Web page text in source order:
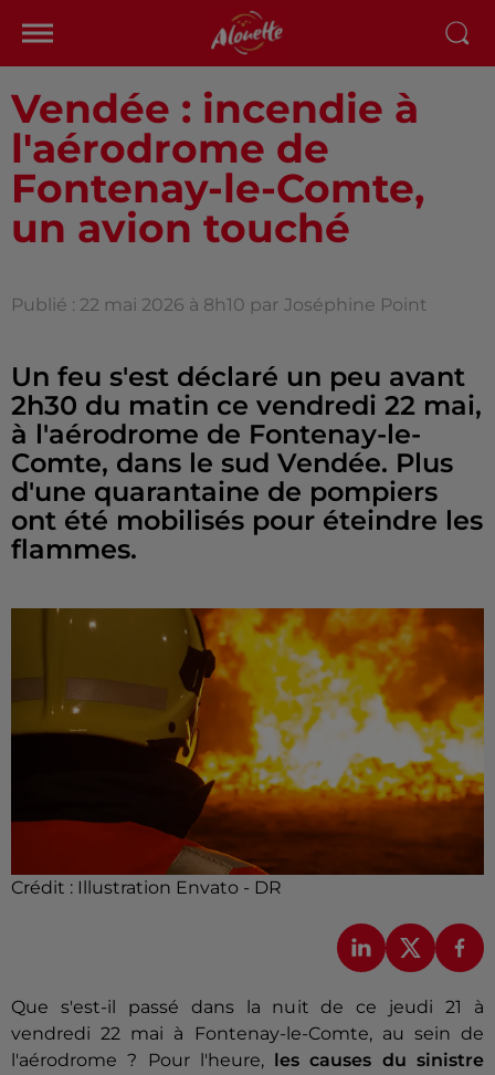
Vendée : incendie à
l'aérodrome de
Fontenay-le-Comte,
un avion touché
Publié : 22 mai 2026 à 8h10 par Joséphine Point
Un feu s'est déclaré un peu avant
2h30 du matin ce vendredi 22 mai,
à l'aérodrome de Fontenay-le-
Comte, dans le sud Vendée. Plus
d'une quarantaine de pompiers
ont été mobilisés pour éteindre les
flammes.
Crédit : Illustration Envato - DR
Que s'est-il passé dans la nuit de ce jeudi 21 à
vendredi 22 mai à Fontenay-le-Comte, au sein de
l'aérodrome ? Pour l'heure,
les causes du sinistre